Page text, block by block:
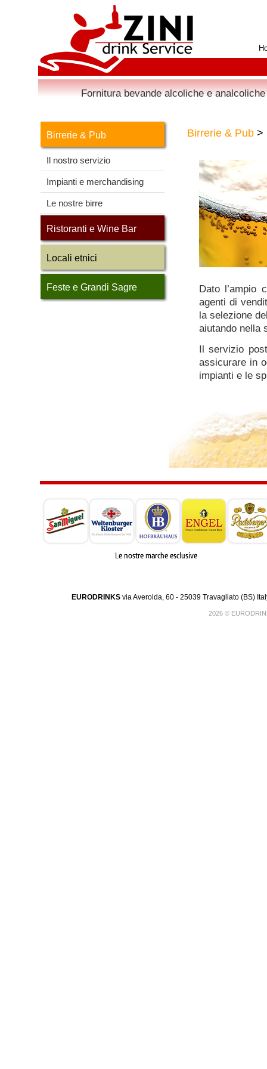
Fornitura bevande alcoliche e
Birrerie & Pub
Il nostro servizio
Impianti e merchandising
Le nostre birre
Ristoranti e Wine Bar
Locali etnici
Feste e Grandi Sagre
Birrerie & Pub>
Dato l’ampio
agenti di
la selezione
aiutando nella
Il servizio
assicurare in
impianti e le
EURODRINKS via Averolda, 60 - 25039 Travagliato (BS)
2026 ©